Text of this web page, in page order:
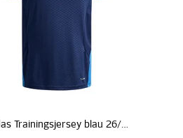
adidas T-Shirt blau